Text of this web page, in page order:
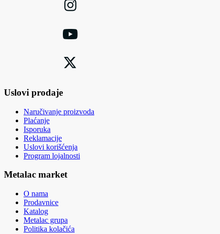
Uslovi prodaje
Naručivanje proizvoda
Plaćanje
Isporuka
Reklamacije
Uslovi korišćenja
Program lojalnosti
Metalac market
O nama
Prodavnice
Katalog
Metalac grupa
Politika kolačića